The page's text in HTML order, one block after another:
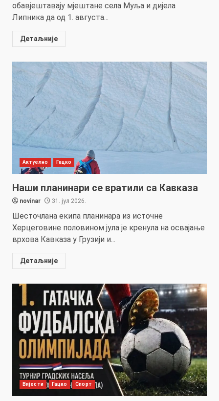
обавјештавају мјештане села Муља и дијела
Липника да од 1. августа...
Детаљније
Актуелно Гацко
Наши планинари се вратили са Кавказа
novinar 31. јул 2026.
Шесточлана екипа планинара из источне
Херцеговине половином јула је кренула на освајање
врхова Кавказа у Грузији и...
Детаљније
Вијести Гацко Спорт